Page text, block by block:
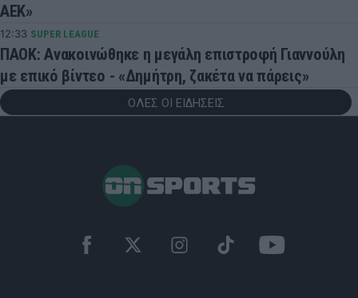
ΑΕΚ»
12:33 SUPER LEAGUE
ΠΑΟΚ: Ανακοινώθηκε η μεγάλη επιστροφή Γιαννούλη
με επικό βίντεο - «Δημήτρη, ζακέτα να πάρεις»
ΟΛΕΣ ΟΙ ΕΙΔΗΣΕΙΣ